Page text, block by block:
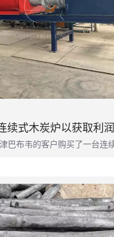
续式木炭炉以获取利润
巴布韦的客户购买了一台连